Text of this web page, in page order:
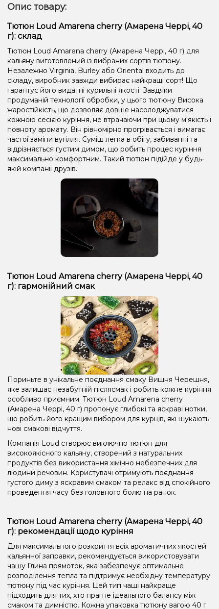
Опис товару:
Тютюн Loud Amarena cherry (Амарена Черрі, 40
г): склад
Тютюн Loud Amarena cherry (Амарена Черрі, 40 г) для
кальяну виготовлений із вибраних сортів тютюну.
Незалежно Virginia, Burley або Oriental входить до
складу, виробник завжди вибирає найкращі сорт! Що
гарантує його видатні курильні якості. Завдяки
продуманій технології обробки, у цього тютюну Висока
жаростійкість, що дозволяє довше насолоджуватися
кожною сесією куріння, не втрачаючи при цьому м'якість і
повноту аромату. Він рівномірно прогрівається і вимагає
частої заміни вугілля. Суміш легка в обігу, забиванні та
відрізняється густим димом, що робить процес куріння
максимально комфортним. Такий тютюн підійде у будь-
якій компанії друзів.
Тютюн Loud Amarena cherry (Амарена Черрі, 40
г): гармонійний смак
Пориньте в унікальне поєднання смаку Вишня Черешня,
яке залишає незабутній післясмак і робить кожне куріння
особливо приємним. Тютюн Loud Amarena cherry
(Амарена Черрі, 40 г) пропонує глибокі та яскраві нотки,
що робить його кращим вибором для курців, які шукають
нові смакові відчуття.
Компанія Loud створює виключно тютюн для
високоякісного кальяну, створений з натуральних
продуктів без використання хімічно небезпечних для
людини речовин. Користувачі отримують поєднання
густого диму з яскравим смаком та релакс від спокійного
проведення часу без головного болю на ранок.
Тютюн Loud Amarena cherry (Амарена Черрі, 40
г): рекомендації щодо куріння
Для максимального розкриття всіх ароматичних якостей
кальянної заправки, рекомендується використовувати
чашу Глина прямоток, яка забезпечує оптимальне
розподілення тепла та підтримує необхідну температуру
тютюну під час куріння. Цей тип чаші найкраще
підходить для тих, хто прагне ідеального балансу між
смаком та димністю. Кожна упаковка тютюну вагою 40 г